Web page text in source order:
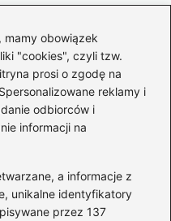
mamy obowiązek
"cookies", czyli tzw.
prosi o zgodę na
reklamy i
odbiorców i
informacji na
a informacje z
unikalne identyfikatory
przez 137
nie tylko
lecz
Polski z innymi
z Rumunią
blok